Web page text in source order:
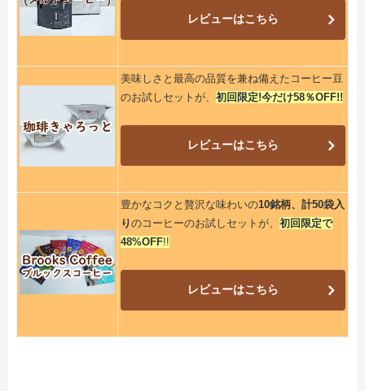
レビューはこちら
美味しさと最高の品質を兼ね備えたコーヒー豆
のお試しセットが、 初回限定!今だけ58％OFF!!
レビューはこちら
豊かなコクと贅沢な味わいの10銘柄、計50袋入
りのコーヒーのお試しセットが、 初回限定で
48%OFF!!
レビューはこちら